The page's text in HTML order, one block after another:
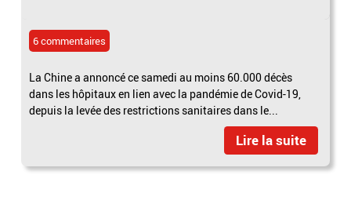
6 commentaires
La Chine a annoncé ce samedi au moins 60.000 décès
dans les hôpitaux en lien avec la pandémie de Covid-19,
depuis la levée des restrictions sanitaires dans le...
Lire la suite